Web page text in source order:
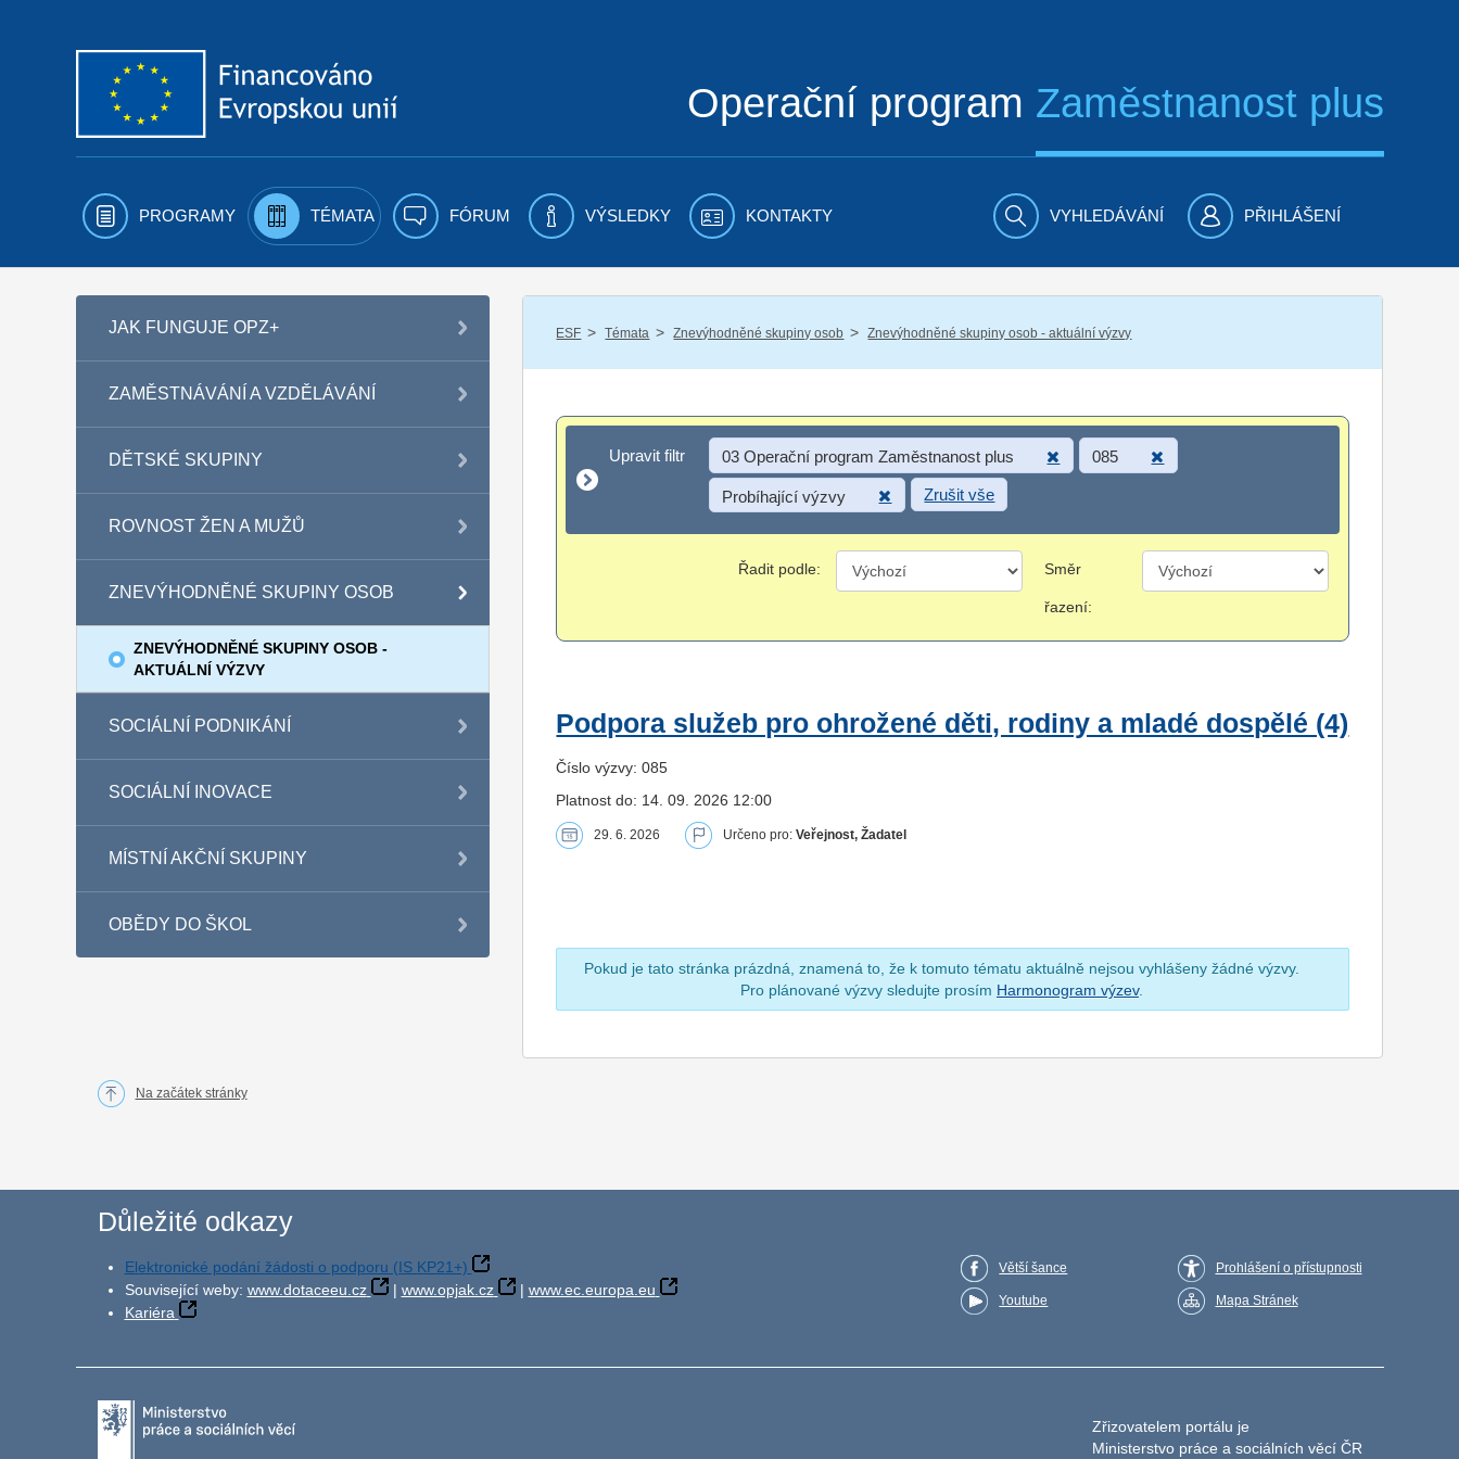
Operační program Zaměstnanost plus
PROGRAMY TÉMATA FÓRUM VÝSLEDKY KONTAKTY VYHLEDÁVÁNÍ PŘIHLÁŠENÍ
JAK FUNGUJE OPZ+
ZAMĚSTNÁVÁNÍ A VZDĚLÁVÁNÍ
DĚTSKÉ SKUPINY
ROVNOST ŽEN A MUŽŮ
ZNEVÝHODNĚNÉ SKUPINY OSOB
ZNEVÝHODNĚNÉ SKUPINY OSOB -
AKTUÁLNÍ VÝZVY
SOCIÁLNÍ PODNIKÁNÍ
SOCIÁLNÍ INOVACE
MÍSTNÍ AKČNÍ SKUPINY
OBĚDY DO ŠKOL
ESF / Témata / Znevýhodněné skupiny osob / Znevýhodněné skupiny osob - aktuální výzvy
Upravit filtr
Upravit filtr 03 Operační program Zaměstnanost plus 085
Probíhající výzvy Zrušit vše
Řadit podle: Směr
řazení:
Podpora služeb pro ohrožené děti, rodiny a mladé dospělé (4)
Číslo výzvy: 085
Platnost do: 14. 09. 2026 12:00
29. 6. 2026 Určeno pro:Veřejnost, Žadatel
Pokud je tato stránka prázdná, znamená to, že k tomuto tématu aktuálně nejsou vyhlášeny žádné výzvy.
Pro plánované výzvy sledujte prosím Harmonogram výzev.
Na začátek stránky
Důležité odkazy
Elektronické podání žádosti o podporu (IS KP21+)
Související weby: www.dotaceeu.cz | www.opjak.cz | www.ec.europa.eu
Kariéra
Větší šance
Youtube
Prohlášení o přístupnosti
Mapa Stránek
Zřizovatelem portálu je
Ministerstvo práce a sociálních věcí ČR